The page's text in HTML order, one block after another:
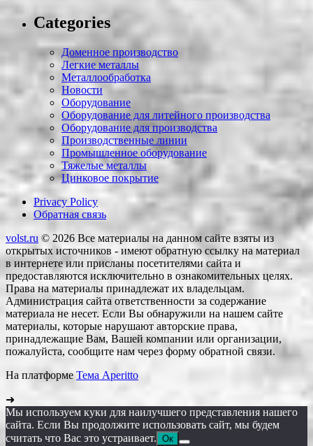
Categories
Доменное производство
Легкие металлы
Металлообработка
Новости
Оборудование
Оборудование для литейного производства
Оборудование для производства
Производственные линии
Промышленное оборудование
Тяжелые металлы
Цинковое покрытие
Privacy Policy
Обратная связь
volst.ru © 2026 Все материалы на данном сайте взяты из
открытых источников - имеют обратную ссылку на материал
в интернете или присланы посетителями сайта и
предоставляются исключительно в ознакомительных целях.
Права на материалы принадлежат их владельцам.
Администрация сайта ответственности за содержание
материала не несет. Если Вы обнаружили на нашем сайте
материалы, которые нарушают авторские права,
принадлежащие Вам, Вашей компании или организации,
пожалуйста, сообщите нам через форму обратной связи.
На платформе Тема Aperitto
➜
Мы используем куки для наилучшего представления нашего
сайта. Если Вы продолжите использовать сайт, мы будем
считать что Вас это устраивает. Ок